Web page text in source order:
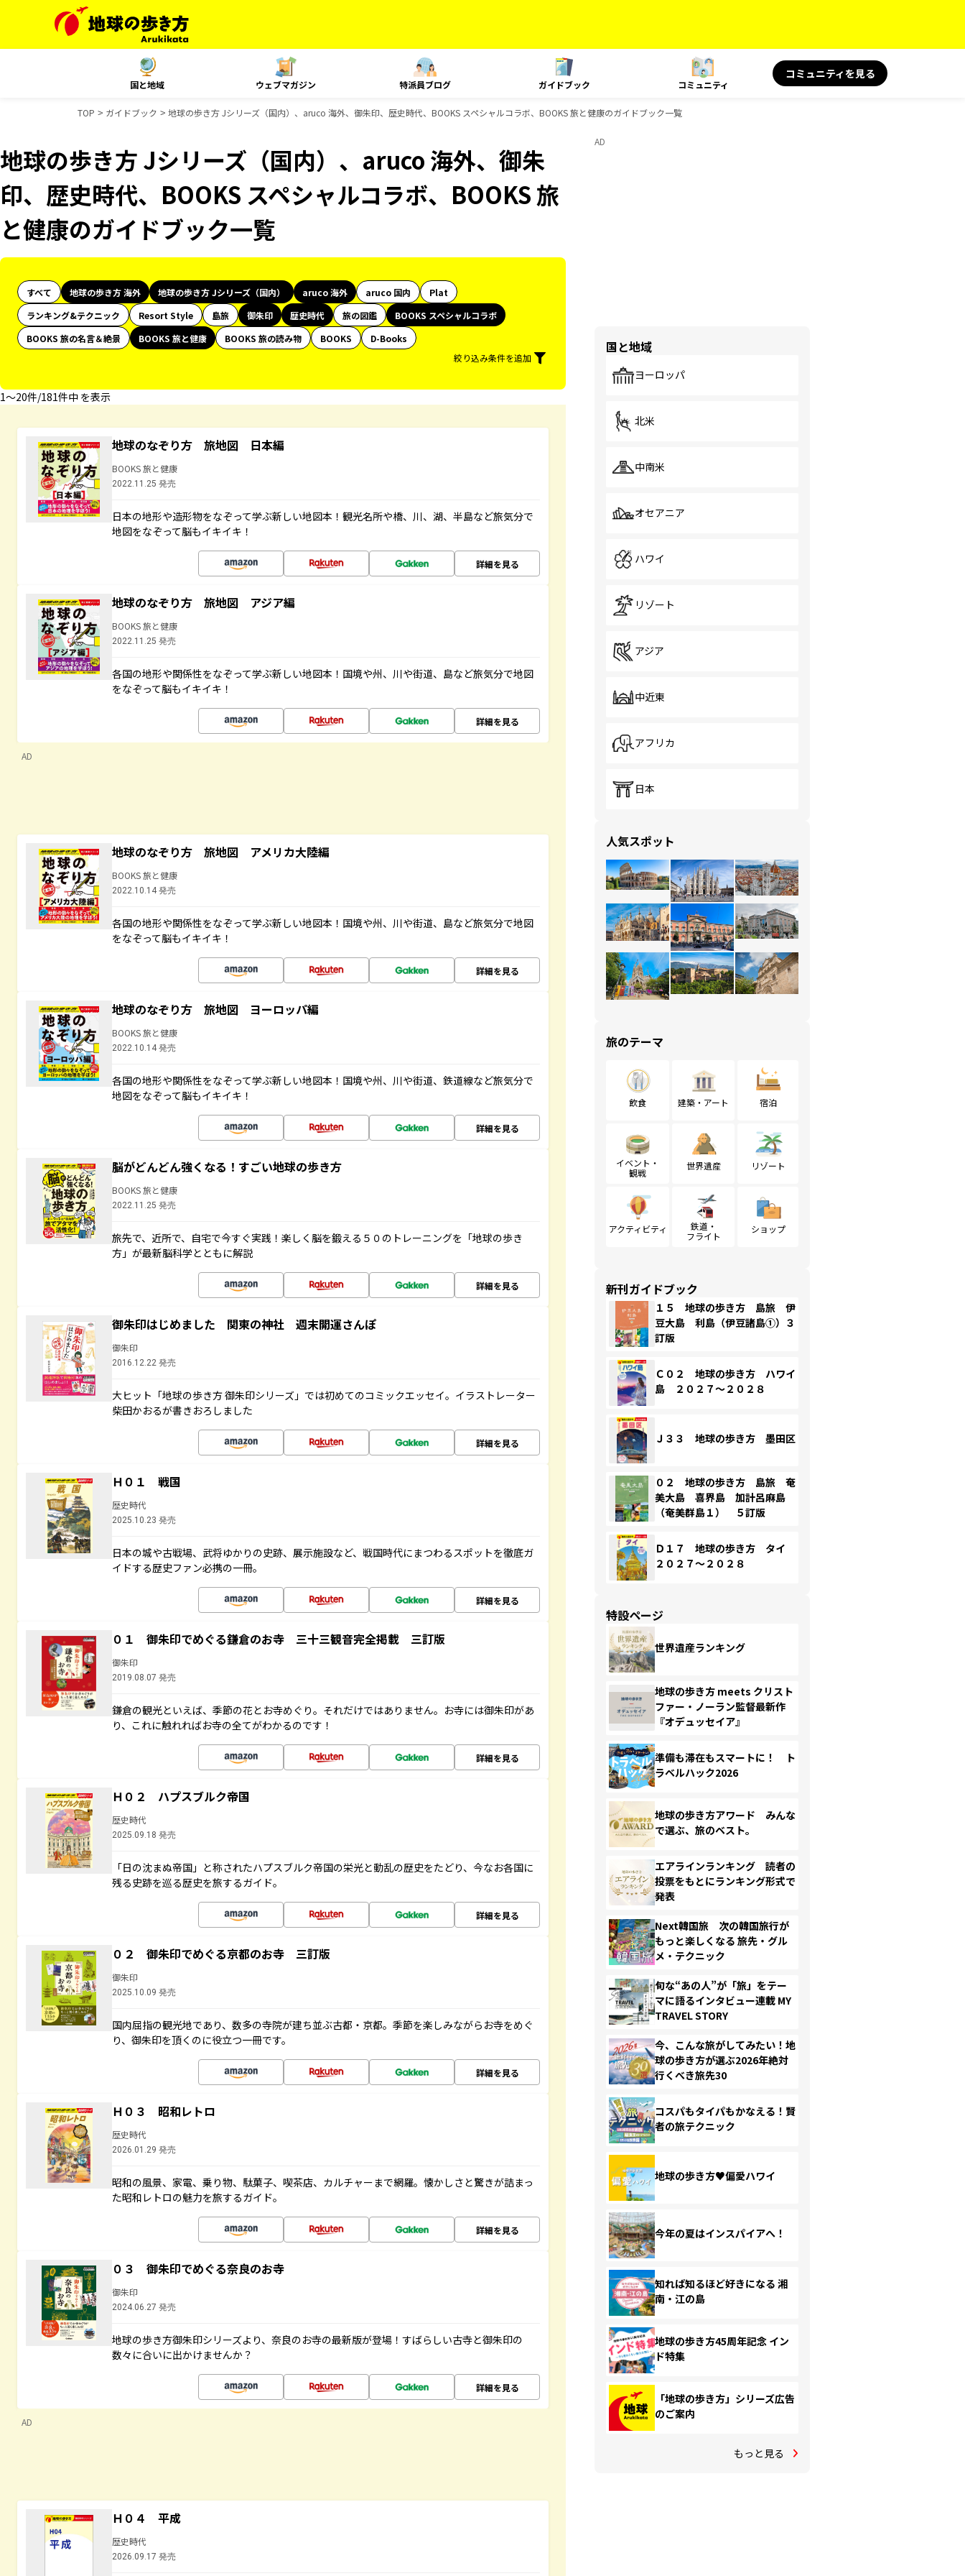
国と地域 ウェブマガジン 特派員ブログ ガイドブック コミュニティ
コミュニティを見る
TOP ガイドブック 地球の歩き方 Jシリーズ（国内）、aruco 海外、御朱印、歴史時代、BOOKS スペシャルコラボ、BOOKS 旅と健康のガイドブック一覧
地球の歩き方 Jシリーズ（国内）、aruco 海外、御朱
印、歴史時代、BOOKS スペシャルコラボ、BOOKS 旅
と健康のガイドブック一覧
すべて 地球の歩き方 海外 地球の歩き方 Jシリーズ（国内） aruco 海外 aruco 国内
Plat
ランキング&テクニック
Resort Style 島旅 御朱印 歴史時代 旅の図鑑
BOOKS スペシャルコラボ
BOOKS 旅の名言＆絶景
BOOKS 旅と健康 BOOKS 旅の読み物 BOOKS
D-Books
絞り込み条件を追加
1〜20件/181件中 を表示
地球のなぞり方 旅地図 日本編
BOOKS 旅と健康
2022.11.25 発売
日本の地形や造形物をなぞって学ぶ新しい地図本！観光名所や橋、川、湖、半島など旅気分で
地図をなぞって脳もイキイキ！
詳細を見る
地球のなぞり方 旅地図 アジア編
BOOKS 旅と健康
2022.11.25 発売
各国の地形や関係性をなぞって学ぶ新しい地図本！国境や州、川や街道、島など旅気分で地図
をなぞって脳もイキイキ！
詳細を見る
AD
地球のなぞり方 旅地図 アメリカ大陸編
BOOKS 旅と健康
2022.10.14 発売
各国の地形や関係性をなぞって学ぶ新しい地図本！国境や州、川や街道、島など旅気分で地図
をなぞって脳もイキイキ！
詳細を見る
地球のなぞり方 旅地図 ヨーロッパ編
BOOKS 旅と健康
2022.10.14 発売
各国の地形や関係性をなぞって学ぶ新しい地図本！国境や州、川や街道、鉄道線など旅気分で
地図をなぞって脳もイキイキ！
詳細を見る
脳がどんどん強くなる！すごい地球の歩き方
BOOKS 旅と健康
2022.11.25 発売
旅先で、近所で、自宅で今すぐ実践！楽しく脳を鍛える５０のトレーニングを「地球の歩き
方」が最新脳科学とともに解説
詳細を見る
御朱印はじめました 関東の神社 週末開運さんぽ
御朱印
2016.12.22 発売
大ヒット「地球の歩き方 御朱印シリーズ」では初めてのコミックエッセイ。イラストレーター
柴田かおるが書きおろしました
詳細を見る
Ｈ０１ 戦国
歴史時代
2025.10.23 発売
日本の城や古戦場、武将ゆかりの史跡、展示施設など、戦国時代にまつわるスポットを徹底ガ
イドする歴史ファン必携の一冊。
詳細を見る
０１ 御朱印でめぐる鎌倉のお寺 三十三観音完全掲載 三訂版
御朱印
2019.08.07 発売
鎌倉の観光といえば、季節の花とお寺めぐり。それだけではありません。お寺には御朱印があ
り、これに触れればお寺の全てがわかるのです！
詳細を見る
Ｈ０２ ハプスブルク帝国
歴史時代
2025.09.18 発売
「日の沈まぬ帝国」と称されたハプスブルク帝国の栄光と動乱の歴史をたどり、今なお各国に
残る史跡を巡る歴史を旅するガイド。
詳細を見る
０２ 御朱印でめぐる京都のお寺 三訂版
御朱印
2025.10.09 発売
国内屈指の観光地であり、数多の寺院が建ち並ぶ古都・京都。季節を楽しみながらお寺をめぐ
り、御朱印を頂くのに役立つ一冊です。
詳細を見る
Ｈ０３ 昭和レトロ
歴史時代
2026.01.29 発売
昭和の風景、家電、乗り物、駄菓子、喫茶店、カルチャーまで網羅。懐かしさと驚きが詰まっ
た昭和レトロの魅力を旅するガイド。
詳細を見る
０３ 御朱印でめぐる奈良のお寺
御朱印
2024.06.27 発売
地球の歩き方御朱印シリーズより、奈良のお寺の最新版が登場！すばらしい古寺と御朱印の
数々に合いに出かけませんか？
詳細を見る
AD
Ｈ０４ 平成
歴史時代
2026.09.17 発売
AD
国と地域
ヨーロッパ
北米
中南米
オセアニア
ハワイ
リゾート
アジア
中近東
アフリカ
日本
人気スポット
旅のテーマ
飲食 建築・アート 宿泊
イベント・
観戦
世界遺産 リゾート
アクティビティ
鉄道・
フライト
ショップ
新刊ガイドブック
１５ 地球の歩き方 島旅 伊
豆大島 利島（伊豆諸島①）３
訂版
Ｃ０２ 地球の歩き方 ハワイ
島 ２０２７～２０２８
Ｊ３３ 地球の歩き方 墨田区
０２ 地球の歩き方 島旅 奄
美大島 喜界島 加計呂麻島
（奄美群島１） ５訂版
Ｄ１７ 地球の歩き方 タイ
２０２７～２０２８
特設ページ
世界遺産ランキング
地球の歩き方 meets クリスト
ファー・ノーラン監督最新作
『オデュッセイア』
準備も滞在もスマートに！ ト
ラベルハック2026
地球の歩き方アワード みんな
で選ぶ、旅のベスト。
エアラインランキング 読者の
投票をもとにランキング形式で
発表
Next韓国旅 次の韓国旅行が
もっと楽しくなる 旅先・グル
メ・テクニック
旬な“あの人”が「旅」をテー
マに語るインタビュー連載 MY
TRAVEL STORY
今、こんな旅がしてみたい！地
球の歩き方が選ぶ2026年絶対
行くべき旅先30
コスパもタイパもかなえる！賢
者の旅テクニック
地球の歩き方♥偏愛ハワイ
今年の夏はインスパイアへ！
知れば知るほど好きになる 湘
南・江の島
地球の歩き方45周年記念 イン
ド特集
「地球の歩き方」シリーズ広告
のご案内
もっと見る